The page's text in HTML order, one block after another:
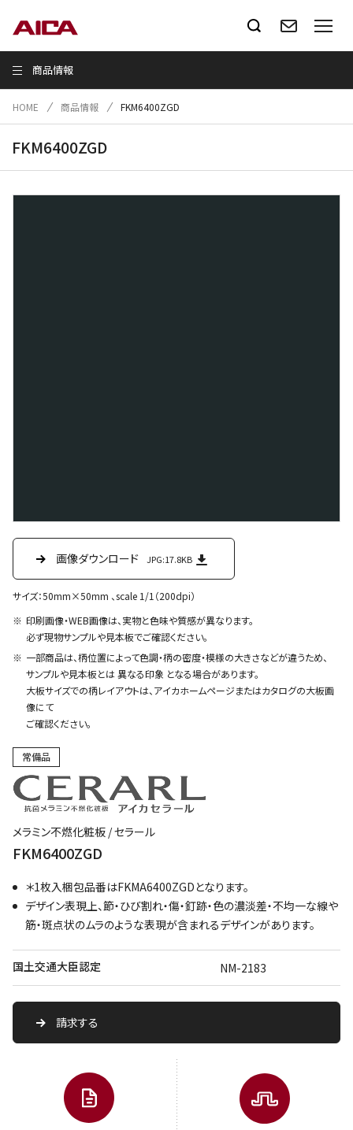
商品情報
HOME 商品情報 FKM6400ZGD
FKM6400ZGD
画像ダウンロード JPG:17.8KB
サイズ：50mm×50mm 、scale 1/1（200dpi）
印刷画像・WEB画像は、実物と色味や質感が異なります。
必ず現物サンプルや見本板でご確認ください。
一部商品は、柄位置によって色調・柄の密度・模様の大きさなどが違うため、
サンプルや見本板とは 異なる印象 となる場合があります。
大板サイズでの柄レイアウトは、アイカホームページまたはカタログの大板画
像にて
ご確認ください。
常備品
メラミン不燃化粧板 / セラール
FKM6400ZGD
＊1枚入梱包品番はFKMA6400ZGDとなります。
デザイン表現上、節・ひび割れ・傷・釘跡・色の濃淡差・不均一な線や
筋・斑点状のムラのような表現が含まれるデザインがあります。
国土交通大臣認定 NM-2183
請求する